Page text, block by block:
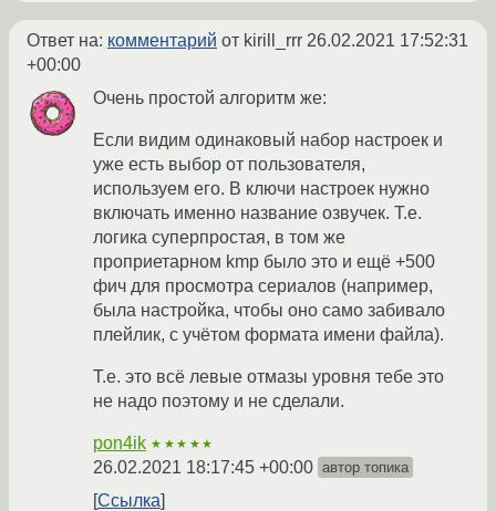
Ответ на: комментарий от kirill_rrr 26.02.2021 17:52:31
+00:00
Очень простой алгоритм же:
Если видим одинаковый набор настроек и
уже есть выбор от пользователя,
используем его. В ключи настроек нужно
включать именно название озвучек. Т.е.
логика суперпростая, в том же
проприетарном kmp было это и ещё +500
фич для просмотра сериалов (например,
была настройка, чтобы оно само забивало
плейлик, с учётом формата имени файла).
Т.е. это всё левые отмазы уровня тебе это
не надо поэтому и не сделали.
pon4ik ★★★★★
26.02.2021 18:17:45 +00:00 автор топика
Ссылка